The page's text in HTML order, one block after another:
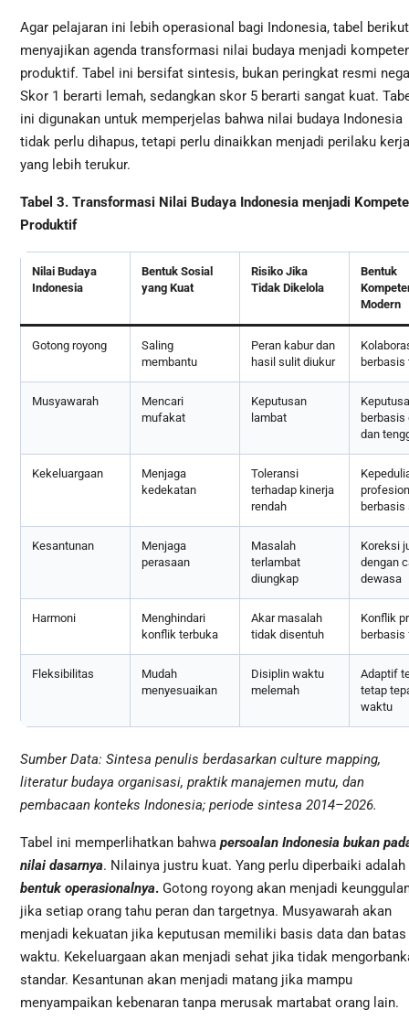
Agar pelajaran ini lebih operasional bagi Indonesia, tabel berikut
menyajikan agenda transformasi nilai budaya menjadi
produktif. Tabel ini bersifat sintesis, bukan peringkat resmi
Skor 1 berarti lemah, sedangkan skor 5 berarti sangat kuat.
ini digunakan untuk memperjelas bahwa nilai budaya Indonesia
tidak perlu dihapus, tetapi perlu dinaikkan menjadi perilaku kerja
yang lebih terukur.
Tabel 3. Transformasi Nilai Budaya Indonesia menjadi
Produktif
Nilai Budaya
Indonesia
Bentuk Sosial
yang Kuat
Risiko Jika
Tidak Dikelola
Bentuk
Modern
Gotong royong
Saling
membantu
Peran kabur dan
hasil sulit diukur
berbasis
Musyawarah
Mencari
mufakat
Keputusan
lambat
berbasis
dan
Kekeluargaan
Menjaga
kedekatan
Toleransi
terhadap kinerja
rendah
berbasis
Kesantunan
Menjaga
perasaan
Masalah
terlambat
diungkap
Koreksi
dengan
dewasa
Harmoni
Menghindari
konflik terbuka
Akar masalah
tidak disentuh
Konflik
Fleksibilitas
Mudah
menyesuaikan
Disiplin waktu
melemah
Adaptif
tetap
waktu
Sumber Data: Sintesa penulis berdasarkan culture mapping,
literatur budaya organisasi, praktik manajemen mutu, dan
pembacaan konteks Indonesia; periode sintesa 2014–2026.
Tabel ini memperlihatkan bahwa persoalan Indonesia bukan
nilai dasarnya. Nilainya justru kuat. Yang perlu diperbaiki adalah
bentuk operasionalnya.Gotong royong akan menjadi
jika setiap orang tahu peran dan targetnya. Musyawarah akan
menjadi kekuatan jika keputusan memiliki basis data dan batas
waktu. Kekeluargaan akan menjadi sehat jika tidak
standar. Kesantunan akan menjadi matang jika mampu
menyampaikan kebenaran tanpa merusak martabat orang lain.